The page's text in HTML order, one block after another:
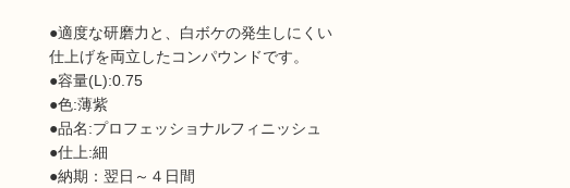
●適度な研磨力と、白ボケの発生しにくい
仕上げを両立したコンパウンドです。
●容量(L):0.75
●色:薄紫
●品名:プロフェッショナルフィニッシュ
●仕上:細
●納期：翌日～４日間